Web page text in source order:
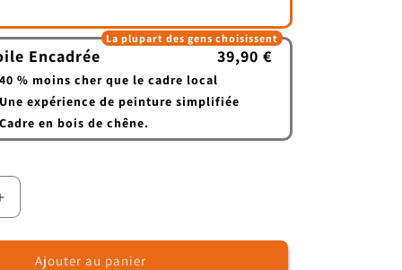
Encadrée 39,90 €
40 % moins cher que le cadre local
Une expérience de peinture simplifiée
en bois de chêne.
La plupart des gens choisissent
Augmenter
Ajouter au panier